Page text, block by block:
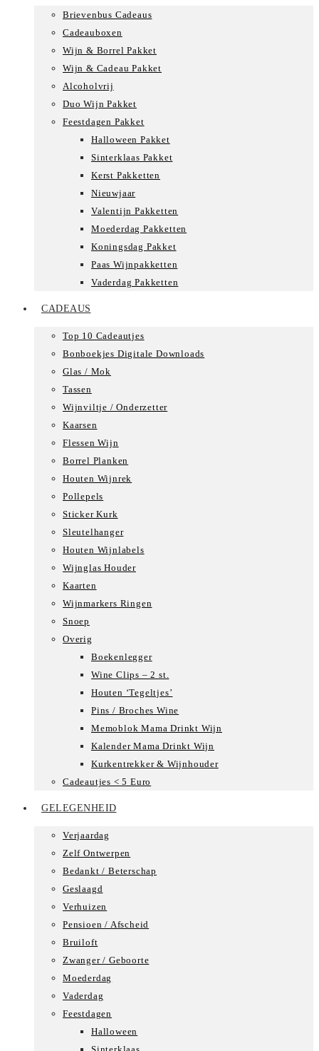
Brievenbus Cadeaus
Cadeauboxen
Wijn & Borrel Pakket
Wijn & Cadeau Pakket
Alcoholvrij
Duo Wijn Pakket
Feestdagen Pakket
Halloween Pakket
Sinterklaas Pakket
Kerst Pakketten
Nieuwjaar
Valentijn Pakketten
Moederdag Pakketten
Koningsdag Pakket
Paas Wijnpakketten
Vaderdag Pakketten
CADEAUS
Top 10 Cadeautjes
Bonboekjes Digitale Downloads
Glas / Mok
Tassen
Wijnviltje / Onderzetter
Kaarsen
Flessen Wijn
Borrel Planken
Houten Wijnrek
Pollepels
Sticker Kurk
Sleutelhanger
Houten Wijnlabels
Wijnglas Houder
Kaarten
Wijnmarkers Ringen
Snoep
Overig
Boekenlegger
Wine Clips – 2 st.
Houten ‘Tegeltjes’
Pins / Broches Wine
Memoblok Mama Drinkt Wijn
Kalender Mama Drinkt Wijn
Kurkentrekker & Wijnhouder
Cadeautjes < 5 Euro
GELEGENHEID
Verjaardag
Zelf Ontwerpen
Bedankt / Beterschap
Geslaagd
Verhuizen
Pensioen / Afscheid
Bruiloft
Zwanger / Geboorte
Moederdag
Vaderdag
Feestdagen
Halloween